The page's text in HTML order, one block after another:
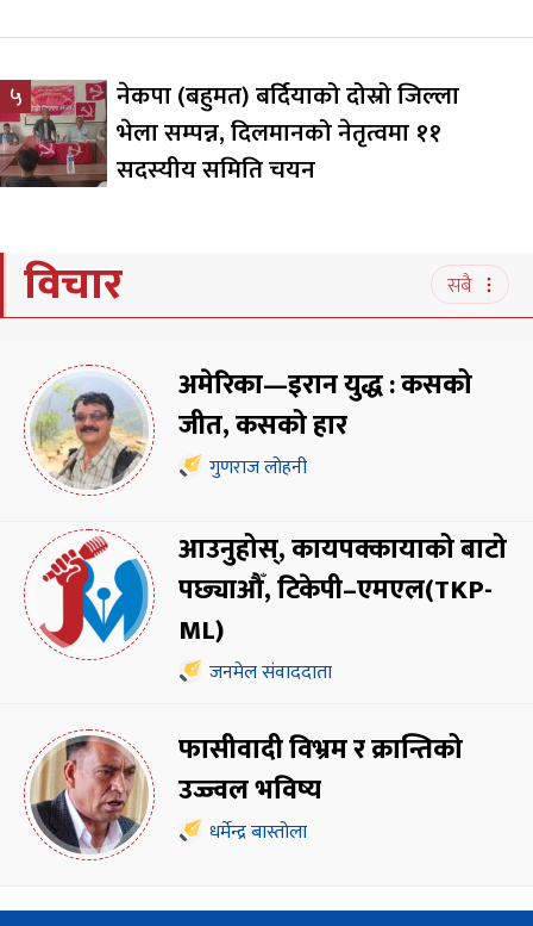
५
नेकपा (बहुमत) बर्दियाको दोस्रो जिल्ला
भेला सम्पन्न, दिलमानको नेतृत्वमा ११
सदस्यीय समिति चयन
विचार सबै
अमेरिका—इरान युद्ध : कसको
जीत, कसको हार
गुणराज लोहनी
आउनुहोस्, कायपक्कायाको बाटो
पछ्याऔँ, टिकेपी–एमएल(TKP-
ML)
जनमेल संवाददाता
फासीवादी विभ्रम र क्रान्तिको
उज्ज्वल भविष्य
धर्मेन्द्र बास्तोला